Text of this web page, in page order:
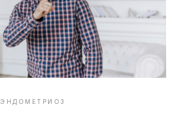
ЭНДОМЕТРИОЗ